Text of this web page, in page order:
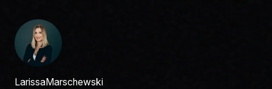
Larissa Marschewski